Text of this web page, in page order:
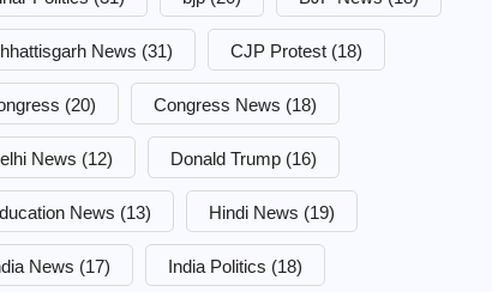
News (31) CJP Protest (18)
(20) Congress News (18)
News (12) Donald Trump (16)
News (13) Hindi News (19)
News (17) India Politics (18)